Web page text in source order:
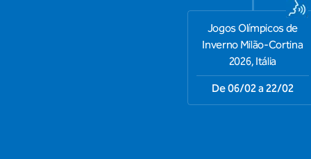
Jogos Olímpicos de
Inverno Milão-Cortina
2026, Itália
De 06/02 a 22/02